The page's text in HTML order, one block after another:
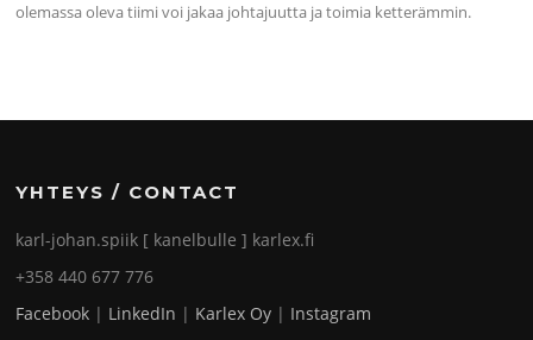
olemassa oleva tiimi voi jakaa johtajuutta ja toimia ketterämmin.
YHTEYS / CONTACT
karl-johan.spiik [ kanelbulle ] karlex.fi
+358 440 677 776
Facebook | LinkedIn | Karlex Oy | Instagram